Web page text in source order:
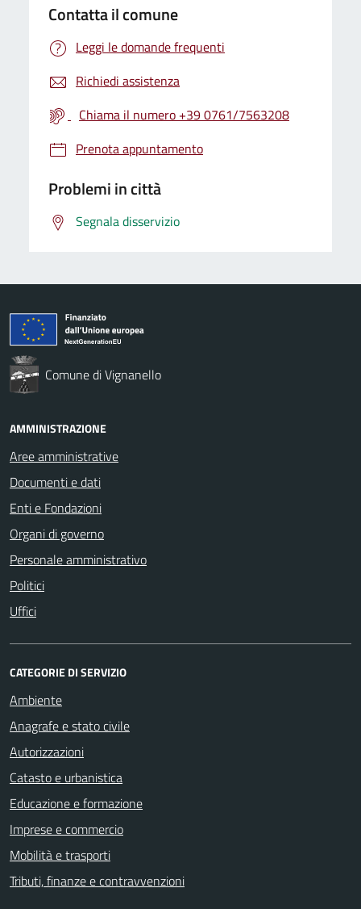
Contatta il comune
Leggi le domande frequenti
Richiedi assistenza
Chiama il numero +39 0761/7563208
Prenota appuntamento
Problemi in città
Segnala disservizio
Comune di Vignanello
AMMINISTRAZIONE
Aree amministrative
Documenti e dati
Enti e Fondazioni
Organi di governo
Personale amministrativo
Politici
Uffici
CATEGORIE DI SERVIZIO
Ambiente
Anagrafe e stato civile
Autorizzazioni
Catasto e urbanistica
Educazione e formazione
Imprese e commercio
Mobilità e trasporti
Tributi, finanze e contravvenzioni